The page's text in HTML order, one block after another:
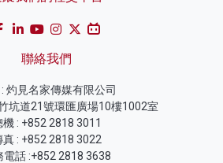
聯絡我們
灼見名家傳媒有限公司
坑道21號環匯廣場10樓1002室
機 : +852 2818 3011
真 : +852 2818 3022
電話 :+852 2818 3638